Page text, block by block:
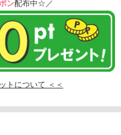
ン配布中☆／
トについて ＜＜